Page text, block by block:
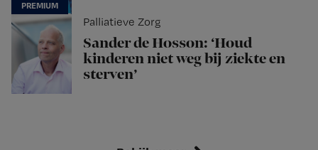
Palliatieve Zorg
Sander de Hosson: ‘Houd
kinderen niet weg bij ziekte en
sterven’